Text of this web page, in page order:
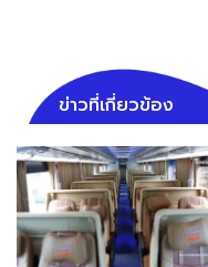
ข่าวที่เกี่ยวข้อง